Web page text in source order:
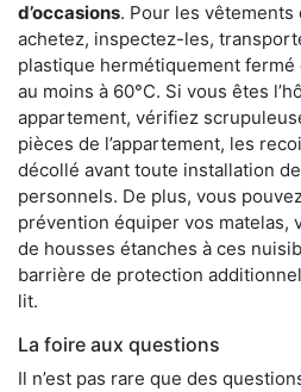
d’occasions. Pour les vêtements
achetez, inspectez-les,
plastique hermétiquement fermé
au moins à 60°C. Si vous êtes
appartement, vérifiez
pièces de l’appartement, les
décollé avant toute installation
personnels. De plus, vous
prévention équiper vos matelas,
de housses étanches à ces
barrière de protection
lit.
La foire aux questions
Il n’est pas rare que des